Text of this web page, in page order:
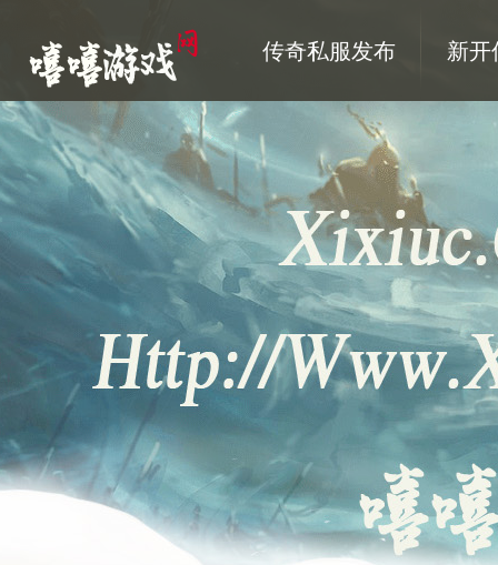
传奇私服发布 新开